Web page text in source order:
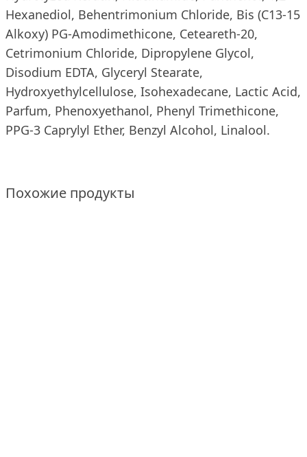
Hexanediol, Behentrimonium Chloride, Bis (C13-15
Alkoxy) PG-Amodimethicone, Ceteareth-20,
Cetrimonium Chloride, Dipropylene Glycol,
Disodium EDTA, Glyceryl Stearate,
Hydroxyethylcellulose, Isohexadecane, Lactic Acid,
Parfum, Phenoxyethanol, Phenyl Trimethicone,
PPG-3 Caprylyl Ether, Benzyl Alcohol, Linalool.
Похожие продукты